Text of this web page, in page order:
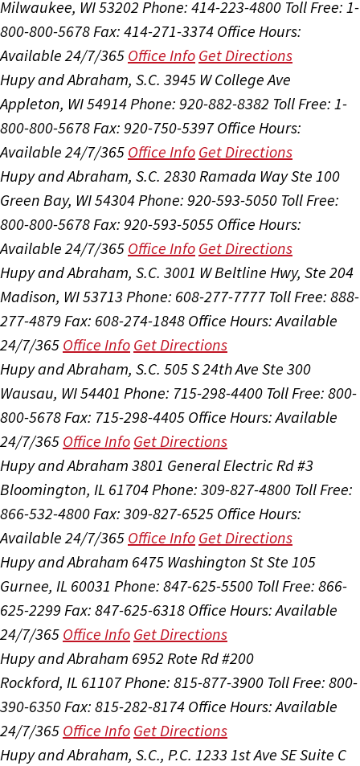
Milwaukee, WI 53202 Phone: 414-223-4800 Toll Free: 1-
800-800-5678Fax: 414-271-3374 Office Hours:
Available 24/7/365 Office Info Get Directions
Hupy and Abraham, S.C. 3945 W College Ave
Appleton, WI 54914Phone: 920-882-8382 Toll Free: 1-
800-800-5678Fax: 920-750-5397 Office Hours:
Available 24/7/365 Office Info Get Directions
Hupy and Abraham, S.C. 2830 Ramada Way Ste 100
Green Bay, WI 54304Phone: 920-593-5050 Toll Free:
800-800-5678Fax: 920-593-5055 Office Hours:
Available 24/7/365 Office Info Get Directions
Hupy and Abraham, S.C. 3001 W Beltline Hwy, Ste 204
Madison, WI 53713 Phone: 608-277-7777 Toll Free: 888-
277-4879 Fax: 608-274-1848 Office Hours:Available
24/7/365 Office Info Get Directions
Hupy and Abraham, S.C. 505 S 24th Ave Ste 300
Wausau, WI 54401 Phone: 715-298-4400 Toll Free: 800-
800-5678Fax: 715-298-4405 Office Hours:Available
24/7/365 Office Info Get Directions
Hupy and Abraham 3801 General Electric Rd #3
Bloomington, IL 61704Phone: 309-827-4800 Toll Free:
866-532-4800Fax: 309-827-6525 Office Hours:
Available 24/7/365 Office Info Get Directions
Hupy and Abraham 6475 Washington St Ste 105
Gurnee, IL 60031 Phone: 847-625-5500 Toll Free: 866-
625-2299 Fax: 847-625-6318 Office Hours:Available
24/7/365 Office Info Get Directions
Hupy and Abraham 6952 Rote Rd #200
Rockford, IL 61107Phone: 815-877-3900 Toll Free: 800-
390-6350Fax: 815-282-8174 Office Hours:Available
24/7/365 Office Info Get Directions
Hupy and Abraham, S.C., P.C. 1233 1st Ave SE Suite C